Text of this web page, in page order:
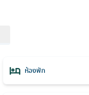
ห้องพัก